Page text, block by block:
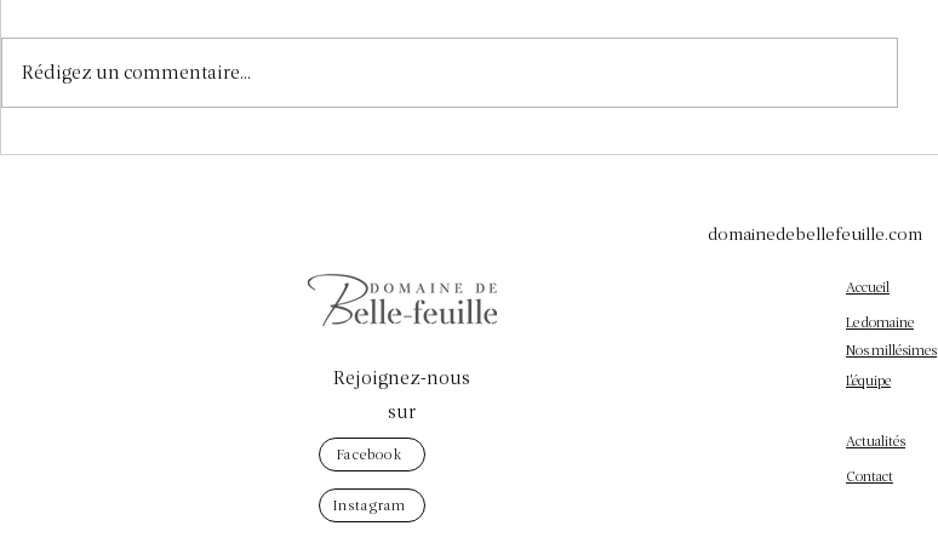
Rédigez un commentaire...
domainedebellefeuille.com
Rejoignez-nous
sur
Facebook
Instagram
Accueil
Le domaine
Nos millésimes
L'équipe
Actualités
Contact